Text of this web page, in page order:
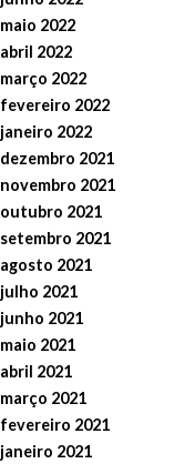
maio 2022
abril 2022
março 2022
fevereiro 2022
janeiro 2022
dezembro 2021
novembro 2021
outubro 2021
setembro 2021
agosto 2021
julho 2021
junho 2021
maio 2021
abril 2021
março 2021
fevereiro 2021
janeiro 2021